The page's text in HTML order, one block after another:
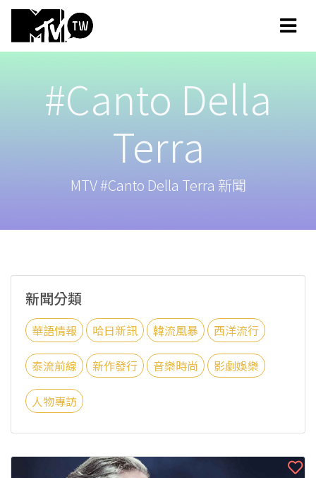
#Canto Della
Terra
MTV #Canto Della Terra 新聞
新聞分類
華語情報 哈日新訊 韓流風暴 西洋流行
泰流前線 新作發行 音樂時尚 影劇娛樂
人物專訪